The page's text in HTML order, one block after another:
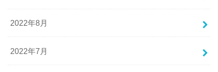
2022年8月
2022年7月